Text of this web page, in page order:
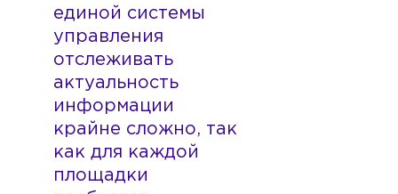
единой системы
управления
отслеживать
актуальность
информации
крайне сложно, так
как для каждой
площадки